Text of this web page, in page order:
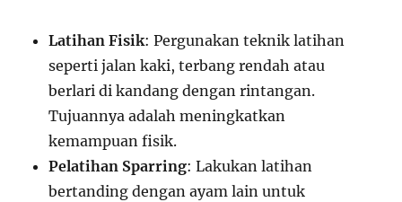
Latihan Fisik: Pergunakan teknik latihan
seperti jalan kaki, terbang rendah atau
berlari di kandang dengan rintangan.
Tujuannya adalah meningkatkan
kemampuan fisik.
Pelatihan Sparring: Lakukan latihan
bertanding dengan ayam lain untuk